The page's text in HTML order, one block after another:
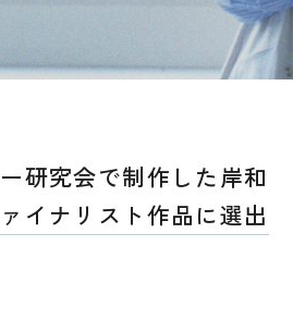
研究会で制作した岸和
イナリスト作品に選出